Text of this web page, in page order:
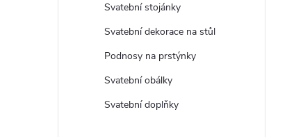
Svatební stojánky
Svatební dekorace na stůl
Podnosy na prstýnky
Svatební obálky
Svatební doplňky